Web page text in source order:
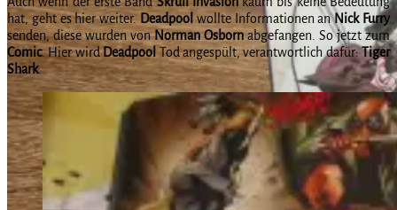
hat, geht es hier weiter. Deadpool wollte Informationen anNick Furry
senden, diese wurden vonNorman Osbornabgefangen. So jetzt zum
Comic. Hier wirdDeadpoolTod angespült, verantwortlich dafür: Tiger
Shark.